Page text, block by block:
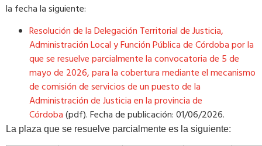
la fecha la siguiente:
Resolución de la Delegación Territorial de Justicia,
Administración Local y Función Pública de Córdoba por la
que se resuelve parcialmente la convocatoria de 5 de
mayo de 2026, para la cobertura mediante el mecanismo
de comisión de servicios de un puesto de la
Administración de Justicia en la provincia de
Córdoba(pdf). Fecha de publicación: 01/06/2026.
La plaza que se resuelve parcialmente es la siguiente: